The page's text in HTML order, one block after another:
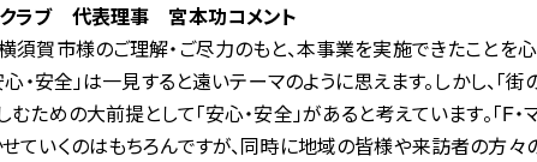
クラブ 代表理事 宮本功コメント
須賀市様のご理解・ご尽力のもと、本事業を実施できたことを
心・安全」は一見すると遠いテーマのように思えます。しかし、
ための大前提として「安心・安全」があると考えています。「F
ていくのはもちろんですが、同時に地域の皆様や来訪者の方々